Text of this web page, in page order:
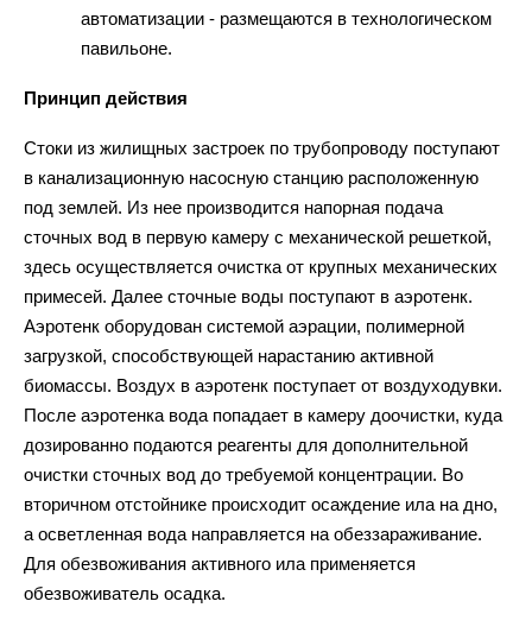
автоматизации - размещаются в технологическом
павильоне.
Принцип действия
Стоки из жилищных застроек по трубопроводу поступают
в канализационную насосную станцию расположенную
под землей. Из нее производится напорная подача
сточных вод в первую камеру с механической решеткой,
здесь осуществляется очистка от крупных механических
примесей. Далее сточные воды поступают в аэротенк.
Аэротенк оборудован системой аэрации, полимерной
загрузкой, способствующей нарастанию активной
биомассы. Воздух в аэротенк поступает от воздуходувки.
После аэротенка вода попадает в камеру доочистки, куда
дозированно подаются реагенты для дополнительной
очистки сточных вод до требуемой концентрации. Во
вторичном отстойнике происходит осаждение ила на дно,
а осветленная вода направляется на обеззараживание.
Для обезвоживания активного ила применяется
обезвоживатель осадка.